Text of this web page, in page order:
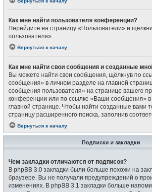
Как мне найти пользователя конференции?
Перейдите на страницу «Пользователи» и
пользователя».
Вернуться к началу
Как мне найти свои сообщения и созданные
Вы можете найти свои сообщения, щёлкнув по
сообщения» в личном разделе на главной
сообщения пользователя» на странице вашего
конференции или по ссылке «Ваши сообщения»
главной странице. Чтобы найти созданные вами
страницу расширенного поиска, заполнив
Вернуться к началу
Подписки и закладки
Чем закладки отличаются от подписок?
В phpBB 3.0 закладки были больше похожи на
браузере. Вы не получали предупреждений о
изменениях. В phpBB 3.1 закладки больше